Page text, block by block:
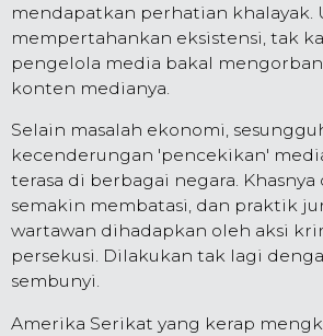
mendapatkan perhatian khalayak.
mempertahankan eksistensi, tak
pengelola media bakal
konten medianya.
Selain masalah ekonomi,
kecenderungan 'pencekikan'
terasa di berbagai negara.
semakin membatasi, dan praktik
wartawan dihadapkan oleh aksi
persekusi. Dilakukan tak lagi
sembunyi.
Amerika Serikat yang kerap